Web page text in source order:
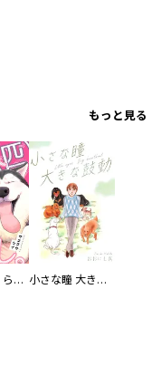
もっと見る
2人（匹）くらし。 小さな瞳 大きな鼓動